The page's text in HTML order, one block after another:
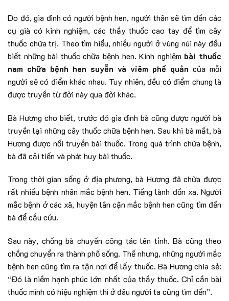
Do đó, gia đình có người bệnh hen, người thân sẽ tìm đến các
cụ già có kinh nghiệm, các thầy thuốc cao tay để tìm cây
thuốc chữa trị. Theo tìm hiểu, nhiều người ở vùng núi này đều
biết những bài thuốc chữa bệnh hen. Kinh nghiệm bài thuốc
nam chữa bệnh hen suyễn và viêm phế quản của mỗi
người sẽ có điểm khác nhau. Tuy nhiên, đều có điểm chung là
được truyền từ đời này qua đời khác.
Bà Hương cho biết, trước đó gia đình bà cũng được người bà
truyền lại những cây thuốc chữa bệnh hen. Sau khi bà mất, bà
Hương được nối truyền bài thuốc. Trong quá trình chữa bệnh,
bà đã cải tiến và phát huy bài thuốc.
Trong thời gian sống ở địa phương, bà Hương đã chữa được
rất nhiều bệnh nhân mắc bệnh hen. Tiếng lành đồn xa. Người
mắc bệnh ở các xã, huyện lân cận mắc bệnh hen cũng tìm đến
bà để cầu cứu.
Sau này, chồng bà chuyển công tác lên tỉnh. Bà cũng theo
chồng chuyển ra thành phố sống. Thế nhưng, những người mắc
bệnh hen cũng tìm ra tận nơi để lấy thuốc. Bà Hương chia sẻ:
“Đó là niềm hạnh phúc lớn nhất của thầy thuốc. Chỉ cần bài
thuốc mình có hiệu nghiệm thì ở đâu người ta cũng tìm đến”.